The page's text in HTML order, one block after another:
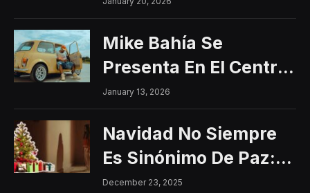
Mike Bahía Se
Presenta En El Centro
Histórico Con Un
Concierto Gratuito
January 13, 2026
Navidad No Siempre
Es Sinónimo De Paz:
Aumentan Los
December 23, 2025